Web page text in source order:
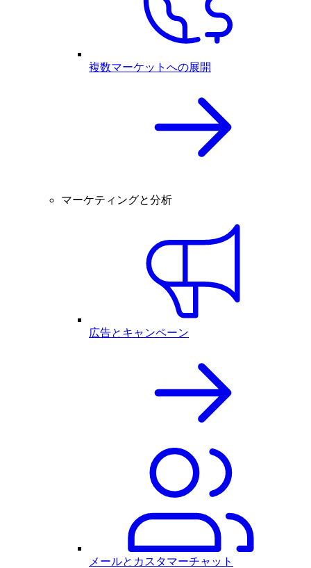
複数マーケットへの展開
マーケティングと分析
広告とキャンペーン
メールとカスタマーチャット